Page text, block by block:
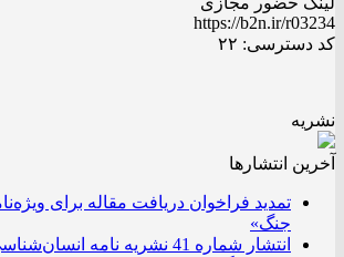
https://b2n.ir/r03234
کد دسترسی: ۲۲
نشریه
آخرین انتشار‌ها
تمدید فراخوان دریافت مقاله برای
جنگ»
انتشار شماره 41 نشریه نامه انسان‌شناسی